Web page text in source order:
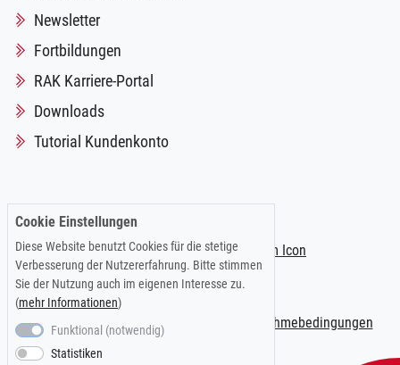
Newsletter
Fortbildungen
RAK Karriere-Portal
Downloads
Tutorial Kundenkonto
Impressum |Datenschutzerklärung Teilnahmebedingungen
Cookie Einstellungen
Diese Website benutzt Cookies für die stetige
Verbesserung der Nutzererfahrung. Bitte stimmen
Sie der Nutzung auch im eigenen Interesse zu.
(mehr Informationen)
Funktional (notwendig)
Statistiken